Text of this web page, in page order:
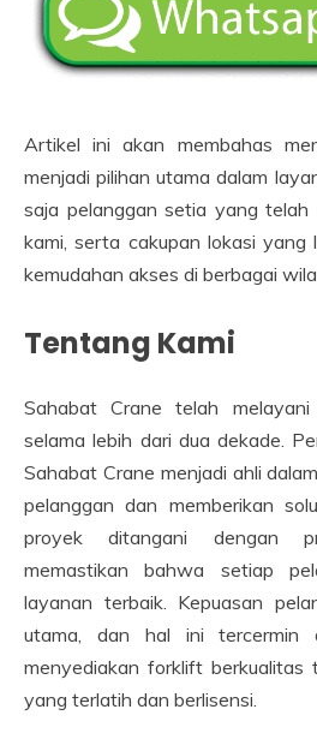
Artikel ini akan membahas
menjadi pilihan utama dalam
saja pelanggan setia yang telah
kami, serta cakupan lokasi yang
kemudahan akses di berbagai
Tentang Kami
Sahabat Crane telah
selama lebih dari dua dekade.
Sahabat Crane menjadi ahli
pelanggan dan memberikan
proyek ditangani dengan
memastikan bahwa setiap
layanan terbaik. Kepuasan
utama, dan hal ini tercermin
menyediakan forklift berkualitas
yang terlatih dan berlisensi.